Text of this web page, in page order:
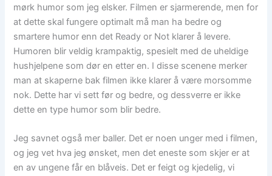
mørk humor som jeg elsker. Filmen er sjarmerende, men for
at dette skal fungere optimalt må man ha bedre og
smartere humor enn det Ready or Not klarer å levere.
Humoren blir veldig krampaktig, spesielt med de uheldige
hushjelpene som dør en etter en. I disse scenene merker
man at skaperne bak filmen ikke klarer å være morsomme
nok. Dette har vi sett før og bedre, og dessverre er ikke
dette en type humor som blir bedre.
Jeg savnet også mer baller. Det er noen unger med i filmen,
og jeg vet hva jeg ønsket, men det eneste som skjer er at
en av ungene får en blåveis. Det er feigt og kjedelig, vi